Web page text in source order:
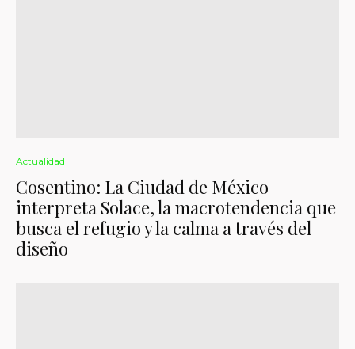
Actualidad
Cosentino: La Ciudad de México
interpreta Solace, la macrotendencia que
busca el refugio y la calma a través del
diseño